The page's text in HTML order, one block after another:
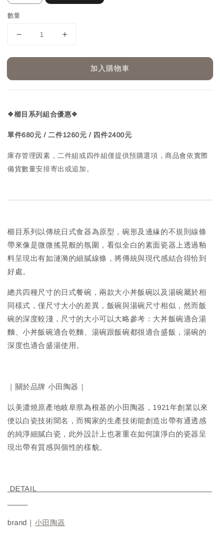
數量
加入購物車
❖櫛目系列組合優惠❖
單件680元 / 二件1260元 / 四件2400元
庫存管理因素，二件組或四件組僅提供預購選項，商品會依實際
備貨數量安排寄出或追加。
櫛目系列以傳統日式食器為原型，碗形及邊緣的不規則線條
帶來像是微微搖晃般的氛圍，看似全白的素面瓷器上透過釉
料呈現出有如漣漪的細膩線條，將傳統與現代感結合得恰到
好處。
總共四種尺寸的日式餐碗，兩款大小丼飯碗以及湯碗屬於相
同樣式，僅尺寸大小的差異，飯碗與湯碗尺寸相似，然而飯
碗的深度較淺，尺寸的大小可以大略參考：大丼飯碗適合湯
麵、小丼飯碗適合乾麵、湯碗跟飯碗都很適合盛飯，湯碗的
深度也適合盛湯使用。
｜關於品牌 小田陶器｜
以美濃燒原產地岐阜県為根基的小田陶器，1921年創業以來
便以白瓷技術聞名，而獨家的生產技術能創造出帶有通透感
的純淨細膩白瓷，此外設計上也著重在如何讓淨白的瓷器呈
現出帶有質感與個性的樣貌。
DETAIL
brand｜ 小田陶器